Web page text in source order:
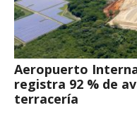
Aeropuerto
registra 92 % de
terracería